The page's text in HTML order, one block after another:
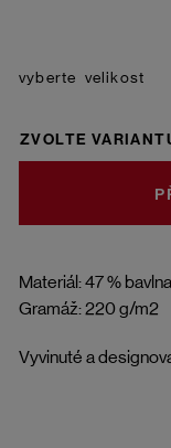
Materiál: 47 %
Gramáž: 220 g/m2
Vyvinuté a
velikost
ZVOLTE